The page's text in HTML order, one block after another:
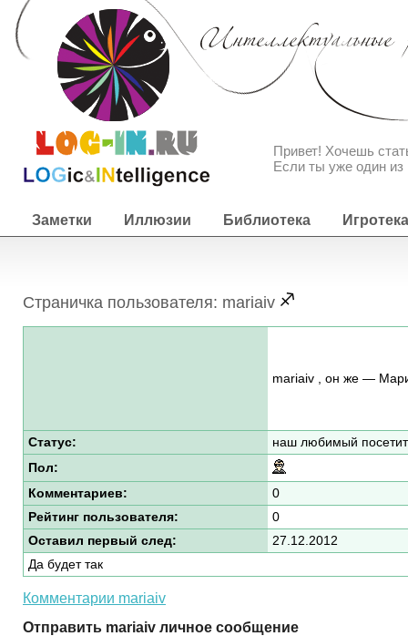
Привет! Хочешь
Если ты уже один из
Заметки Иллюзии Библиотека Игротека
Страничка пользователя: mariaiv
mariaiv , он же —
Статус:
наш любимый
Пол:
Комментариев:
0
Рейтинг пользователя:
0
Оставил первый след:
27.12.2012
Да будет так
Комментарии mariaiv
Отправить mariaiv личное сообщение